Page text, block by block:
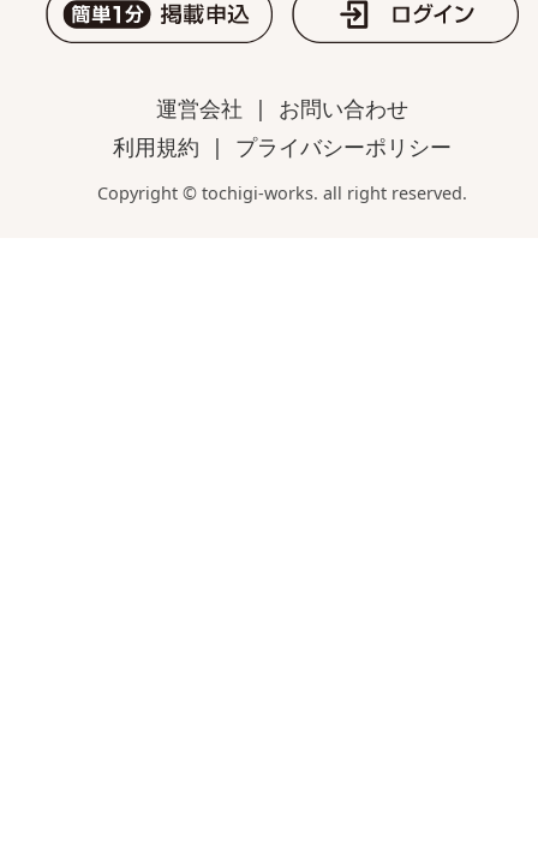
運営会社 | お問い合わせ
利用規約 | プライバシーポリシー
Copyright © tochigi-works. all right reserved.